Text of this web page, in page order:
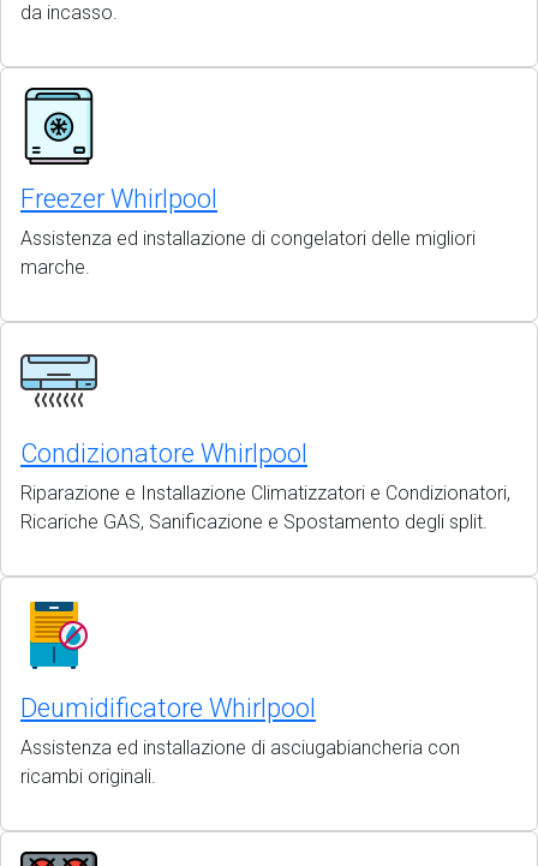
da incasso.
Freezer Whirlpool
Assistenza ed installazione di congelatori delle migliori
marche.
Condizionatore Whirlpool
Riparazione e Installazione Climatizzatori e Condizionatori,
Ricariche GAS, Sanificazione e Spostamento degli split.
Deumidificatore Whirlpool
Assistenza ed installazione di asciugabiancheria con
ricambi originali.